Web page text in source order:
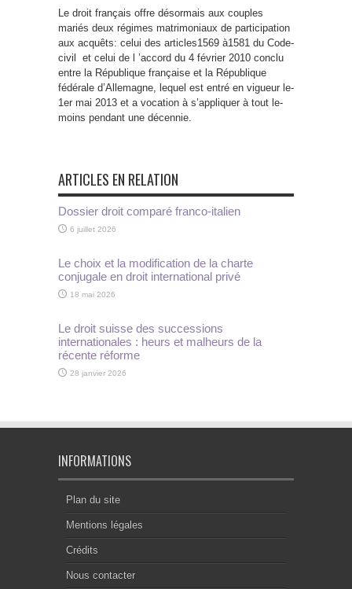
Le­ droit français offre désormais aux couples
mariés deux régimes matrimoniaux de­ participation
aux­ acquêts­: celui des articles­1569 à­1581 du­ Code­
civil et celui de­ l ’accord du ­4 ­février 2010 conclu
entre la­ République française et la­ République
fédérale­ d’Allemagne, lequel est entré en vigueur le­
1er ­mai 2013 et a­ vocation à­ s’appliquer à­ tout le­
moins pendant une décennie.
ARTICLES EN RELATION
Dossier droit comparé franco-italien
6 juillet 2026
Le choix et la modification de la charte
conjugale en droit international privé
18 mai 2026
Le droit suisse des successions
internationales : heurs et malheurs de la
récente réforme
28 janvier 2026
INFORMATIONS
Plan du site
Mentions légales
Crédits
Nous contacter